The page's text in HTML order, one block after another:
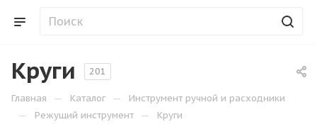
Круги 201
Главная — Каталог — Инструмент ручной и расходники
— Режущий инструмент — Круги